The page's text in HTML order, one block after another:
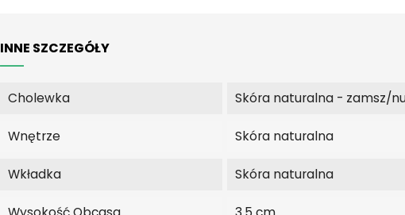
INNE SZCZEGÓŁY
Cholewka Skóra naturalna - zamsz/
Wnętrze Skóra naturalna
Wkładka Skóra naturalna